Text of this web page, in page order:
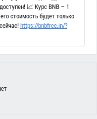
📈 Курс BNB – 1
стоимость будет только
https://bnbfree.in/?